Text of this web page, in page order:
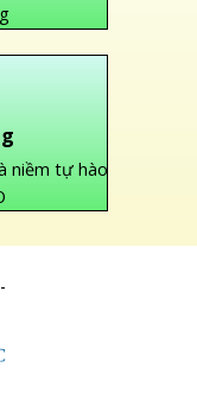
niềm tự hào